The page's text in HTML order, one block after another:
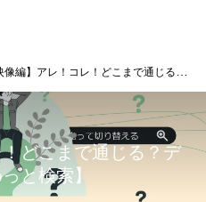
編】アレ！コレ！どこまで通じる？デザインの言語化【ふわっと検索】
どこまで通じる？デ
と検索】